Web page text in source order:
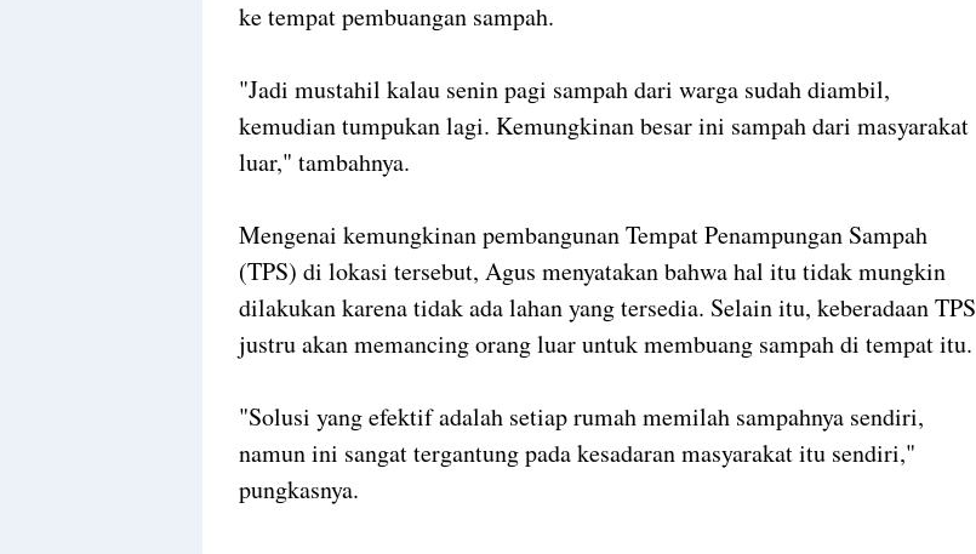
ke tempat pembuangan sampah.
"Jadi mustahil kalau senin pagi sampah dari warga sudah diambil,
kemudian tumpukan lagi. Kemungkinan besar ini sampah dari masyarakat
luar," tambahnya.
Mengenai kemungkinan pembangunan Tempat Penampungan Sampah
(TPS) di lokasi tersebut, Agus menyatakan bahwa hal itu tidak mungkin
dilakukan karena tidak ada lahan yang tersedia. Selain itu, keberadaan TPS
justru akan memancing orang luar untuk membuang sampah di tempat itu.
"Solusi yang efektif adalah setiap rumah memilah sampahnya sendiri,
namun ini sangat tergantung pada kesadaran masyarakat itu sendiri,"
pungkasnya.